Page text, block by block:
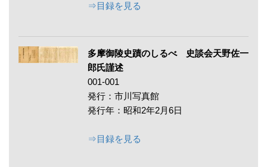
⇒目録を見る
多摩御陵史蹟のしるべ 史談会天野佐一
郎氏謹述
001-001
発行：市川写真館
発行年：昭和2年2月6日
⇒目録を見る